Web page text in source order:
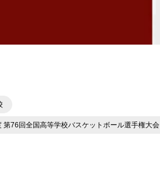
76回全国高等学校バスケットボール選手権大会